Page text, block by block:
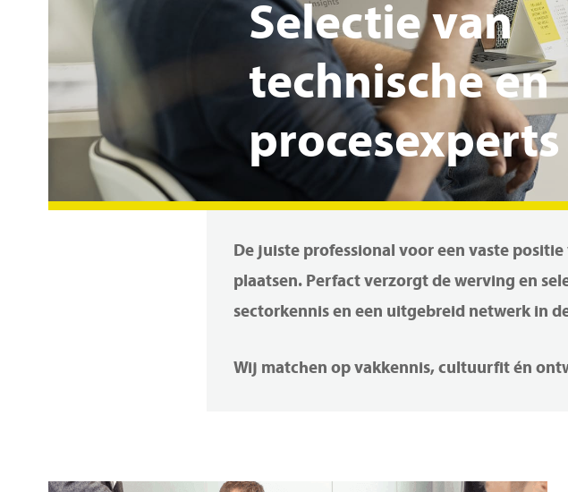
Selectie van
technische en
procesexperts
De juiste professional voor een vaste
plaatsen. Perfact verzorgt de werving en
sectorkennis en een uitgebreid netwerk in
Wij matchen op vakkennis, cultuurfit én